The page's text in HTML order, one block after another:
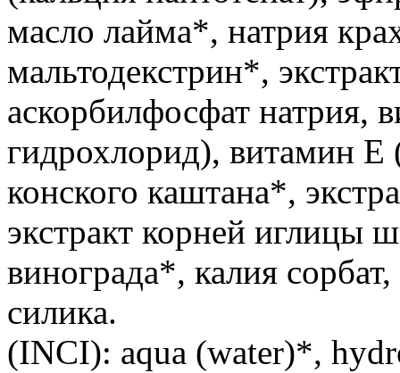
масло лайма*, натрия
мальтодекстрин*,
аскорбилфосфат натрия,
гидрохлорид), витамин Е
конского каштана*,
экстракт корней иглицы
винограда*, калия
силика.
(INCI): aqua (water)*,